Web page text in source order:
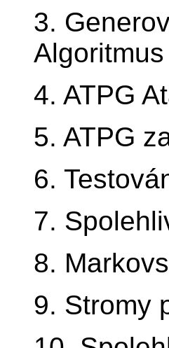
3.
Algoritmus
4. ATPG
5. ATPG
6.
7.
8.
9. Stromy